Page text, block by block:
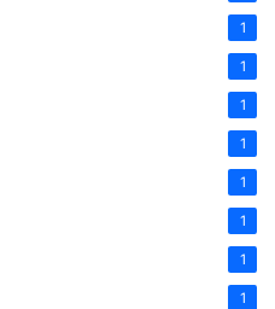
1
1
1
1
1
1
1
1